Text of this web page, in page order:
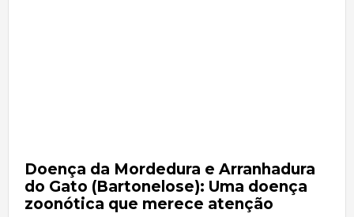
Doença da Mordedura e Arranhadura
do Gato (Bartonelose): Uma doença
zoonótica que merece atenção